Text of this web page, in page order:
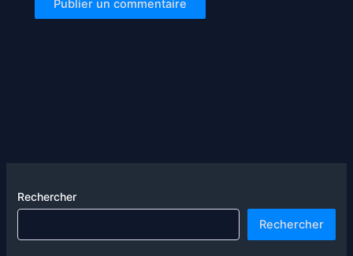
Rechercher
Rechercher